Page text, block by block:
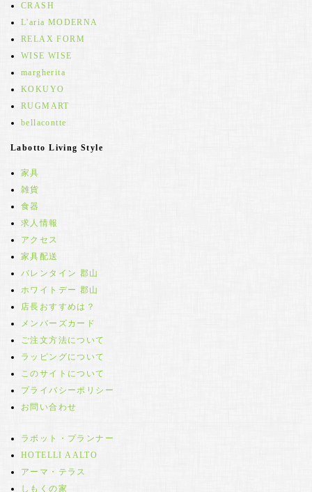
CRASH
L'aria MODERNA
RELAX FORM
WISE WISE
margherita
KOKUYO
RUGMART
bellacontte
Labotto Living Style
家具
雑貨
食器
求人情報
アクセス
家具配送
バレンタイン 郡山
ホワイトデー 郡山
店長おすすめは？
メンバーズカード
ご注文方法について
ラッピングについて
このサイトについて
プライバシーポリシー
お問い合わせ
ラボット・プランナー
HOTELLI AALTO
アーマ・テラス
しもくの家